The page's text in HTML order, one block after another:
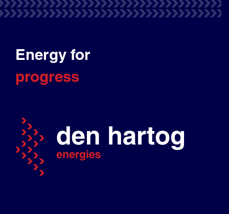
Energy for
progress